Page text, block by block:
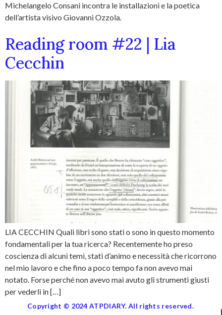
Michelangelo Consani incontra le installazioni e la poetica
dell’artista visivo Giovanni Ozzola.
Reading room #22 | Lia
Cecchin
LIA CECCHIN Quali libri sono stati o sono in questo momento
fondamentali per la tua ricerca? Recentemente ho preso
coscienza di alcuni temi, stati d’animo e necessità che ricorrono
nel mio lavoro e che fino a poco tempo fa non avevo mai
notato. Forse perché non avevo mai avuto gli strumenti giusti
per vederli in […]
Copyright © 2024 ATPDIARY. All rights reserved.